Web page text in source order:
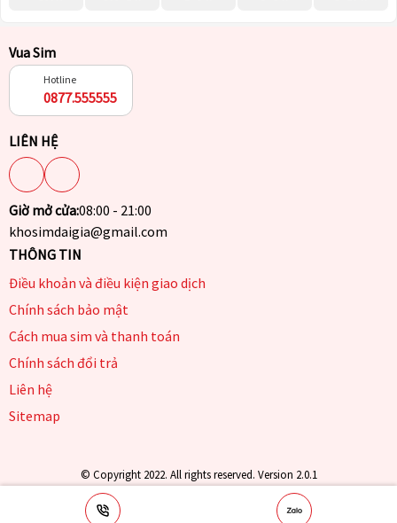
Vua Sim
Hotline
0877.555555
LIÊN HỆ
Giờ mở cửa:08:00 - 21:00
khosimdaigia@gmail.com
THÔNG TIN
Điều khoản và điều kiện giao dịch
Chính sách bảo mật
Cách mua sim và thanh toán
Chính sách đổi trả
Liên hệ
Sitemap
© Copyright 2022. All rights reserved. Version 2.0.1